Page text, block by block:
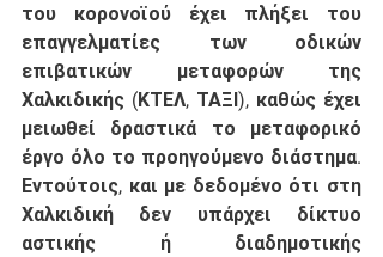
του κορονοϊού έχει πλήξει του
επαγγελματίες των οδικών
επιβατικών μεταφορών της
Χαλκιδικής (ΚΤΕΛ, ΤΑΞΙ), καθώς έχει
μειωθεί δραστικά το μεταφορικό
έργο όλο το προηγούμενο διάστημα.
Εντούτοις, και με δεδομένο ότι στη
Χαλκιδική δεν υπάρχει δίκτυο
αστικής ή διαδημοτικής